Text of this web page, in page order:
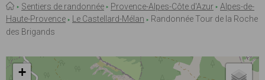
Fil
d'Ariane
Sentiers de randonnée Provence-Alpes-Côte d'Azur
Alpes-de-
Haute-Provence
Le Castellard-Mélan
Randonnée Tour de la Roche
des Brigands
+